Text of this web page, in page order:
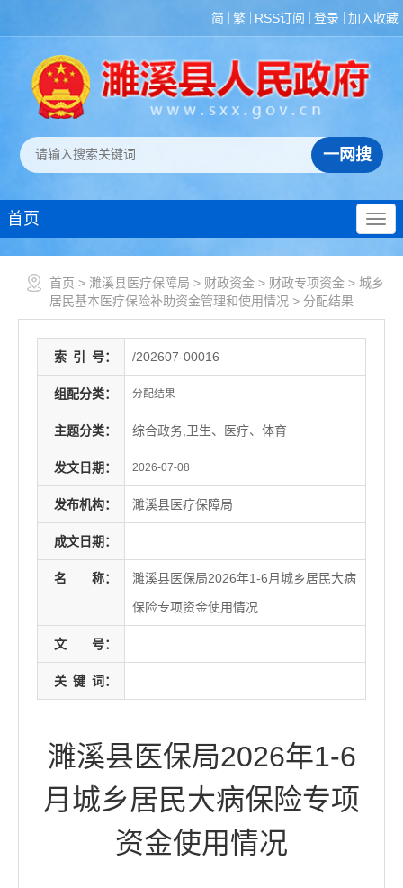
简 繁 RSS订阅 登录 加入收藏
首页
首页 > 濉溪县医疗保障局 > 财政资金 > 财政专项资金 > 城乡
居民基本医疗保险补助资金管理和使用情况 > 分配结果
索 引 号： /202607-00016
组配分类： 分配结果
主题分类： 综合政务,卫生、医疗、体育
发文日期： 2026-07-08
发布机构： 濉溪县医疗保障局
成文日期：
名 称：
濉溪县医保局2026年1-6月城乡居民大病
保险专项资金使用情况
文 号：
关 键 词：
濉溪县医保局2026年1-6
月城乡居民大病保险专项
资金使用情况